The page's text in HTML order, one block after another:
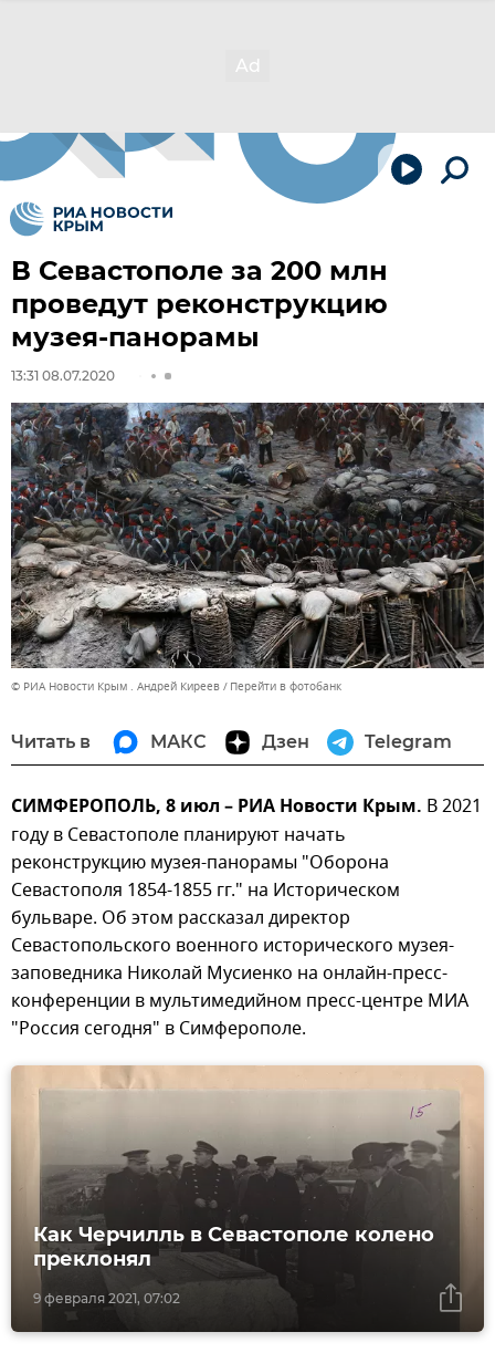
В Севастополе за 200 млн
проведут реконструкцию
музея-панорамы
13:31 08.07.2020
© РИА Новости Крым . Андрей Киреев Перейти в фотобанк
Читать в МАКС Дзен Telegram
СИМФЕРОПОЛЬ, 8 июл – РИА Новости Крым. В 2021
году в Севастополе планируют начать
реконструкцию музея-панорамы "Оборона
Севастополя 1854-1855 гг." на Историческом
бульваре. Об этом рассказал директор
Севастопольского военного исторического музея-
заповедника Николай Мусиенко на онлайн-пресс-
конференции в мультимедийном пресс-центре МИА
"Россия сегодня" в Симферополе.
9 февраля 2021, 07:02
Как Черчилль в Севастополе колено
преклонял